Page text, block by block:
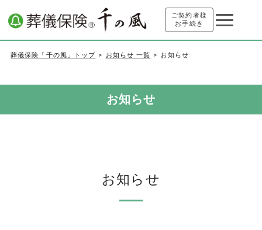
ご契約者様
お手続き
葬儀保険「千の風」トップ お知らせ 一覧 お知らせ
お知らせ
お知らせ